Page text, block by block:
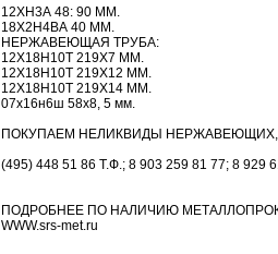
12ХН3А 48: 90 ММ.
18Х2Н4ВА 40 ММ.
НЕРЖАВЕЮЩАЯ ТРУБА:
12Х18Н10Т 219Х7 ММ.
12Х18Н10Т 219Х12 ММ.
12Х18Н10Т 219Х14 ММ.
07х16н6ш 58х8, 5 мм.
ПОКУПАЕМ НЕЛИКВИДЫ
(495) 448 51 86 Т.Ф.; 8 903 259 81 77; 8 929
ПОДРОБНЕЕ ПО НАЛИЧИЮ
WWW.srs-met.ru